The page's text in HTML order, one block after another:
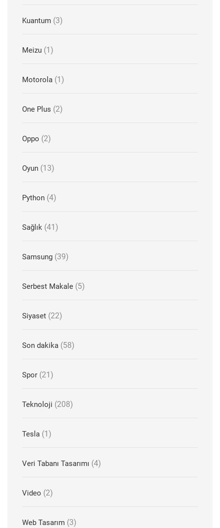
Kuantum (3)
Meizu (1)
Motorola (1)
One Plus (2)
Oppo (2)
Oyun (13)
Python (4)
Sağlık (41)
Samsung (39)
Serbest Makale (5)
Siyaset (22)
Son dakika (58)
Spor (21)
Teknoloji (208)
Tesla (1)
Veri Tabanı Tasarımı (4)
Video (2)
Web Tasarım (3)